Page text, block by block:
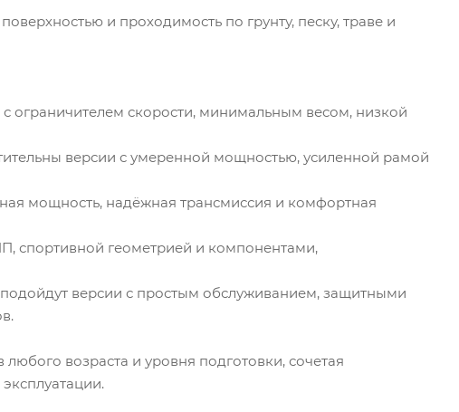
и проходимость по грунту, песку, траве и
ограничителем скорости, минимальным весом, низкой
версии с умеренной мощностью, усиленной рамой
мощность, надёжная трансмиссия и комфортная
спортивной геометрией и компонентами,
подойдут версии с простым обслуживанием, защитными
возраста и уровня подготовки, сочетая